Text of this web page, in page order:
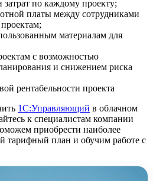
по каждому проекту;
платы между сотрудниками
материалам для
с возможностью
и снижением риска
рентабельности проекта
1С:Управляющий в облачном
к специалистам компании
приобрести наиболее
тарифный план и обучим работе с